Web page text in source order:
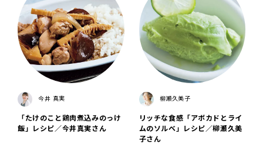
今井 真実
「たけのこと鶏肉煮込みのっけ
飯」レシピ／今井真実さん
柳瀬久美子
リッチな食感「アボカドとライ
ムのソルベ」レシピ／柳瀬久美
子さん